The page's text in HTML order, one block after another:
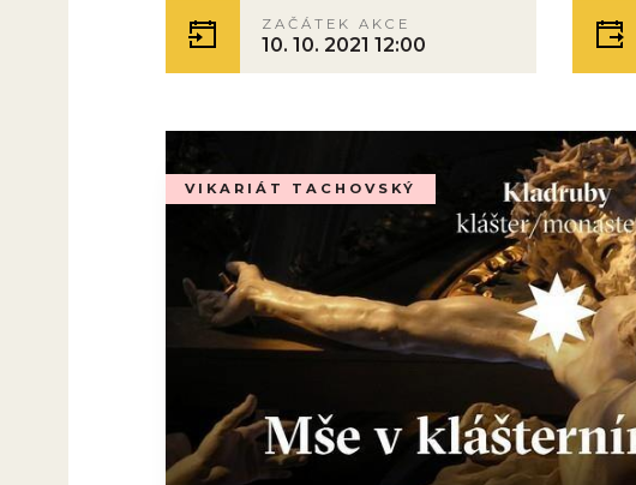
ZAČÁTEK AKCE
10. 10. 2021 12:00
VIKARIÁT TACHOVSKÝ